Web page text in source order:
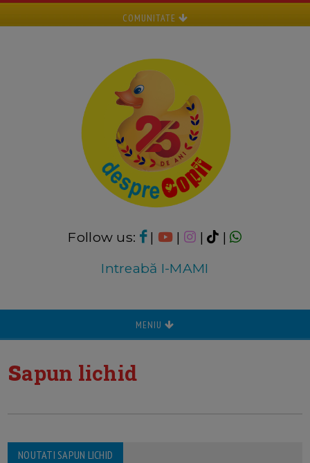
COMUNITATE
Follow us: | | |
|
Intreabă I-MAMI
MENIU
sapun lichid
NOUTATI SAPUN LICHID